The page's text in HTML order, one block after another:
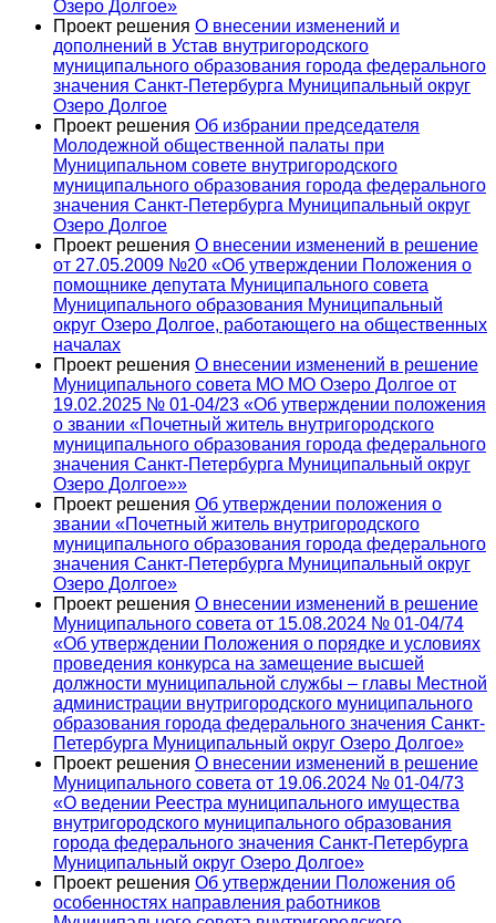
Озеро Долгое»
Проект решения О внесении изменений и
дополнений в Устав внутригородского
муниципального образования города федерального
значения Санкт-Петербурга Муниципальный округ
Озеро Долгое
Проект решения Об избрании председателя
Молодежной общественной палаты при
Муниципальном совете внутригородского
муниципального образования города федерального
значения Санкт-Петербурга Муниципальный округ
Озеро Долгое
Проект решения О внесении изменений в решение
от 27.05.2009 №20 «Об утверждении Положения о
помощнике депутата Муниципального совета
Муниципального образования Муниципальный
округ Озеро Долгое, работающего на общественных
началах
Проект решения О внесении изменений в решение
Муниципального совета МО МО Озеро Долгое от
19.02.2025 № 01-04/23 «Об утверждении положения
o звании «Почетный житель внутригородского
муниципального образования города федерального
значения Санкт-Петербурга Муниципальный округ
Озеро Долгое»»
Проект решения Об утверждении положения o
звании «Почетный житель внутригородского
муниципального образования города федерального
значения Санкт-Петербурга Муниципальный округ
Озеро Долгое»
Проект решения О внесении изменений в решение
Муниципального совета от 15.08.2024 № 01-04/74
«Об утверждении Положения о порядке и условиях
проведения конкурса на замещение высшей
должности муниципальной службы – главы Местной
администрации внутригородского муниципального
образования города федерального значения Санкт-
Петербурга Муниципальный округ Озеро Долгое»
Проект решения О внесении изменений в решение
Муниципального совета от 19.06.2024 № 01-04/73
«О ведении Реестра муниципального имущества
внутригородского муниципального образования
города федерального значения Санкт-Петербурга
Муниципальный округ Озеро Долгое»
Проект решения Об утверждении Положения об
особенностях направления работников